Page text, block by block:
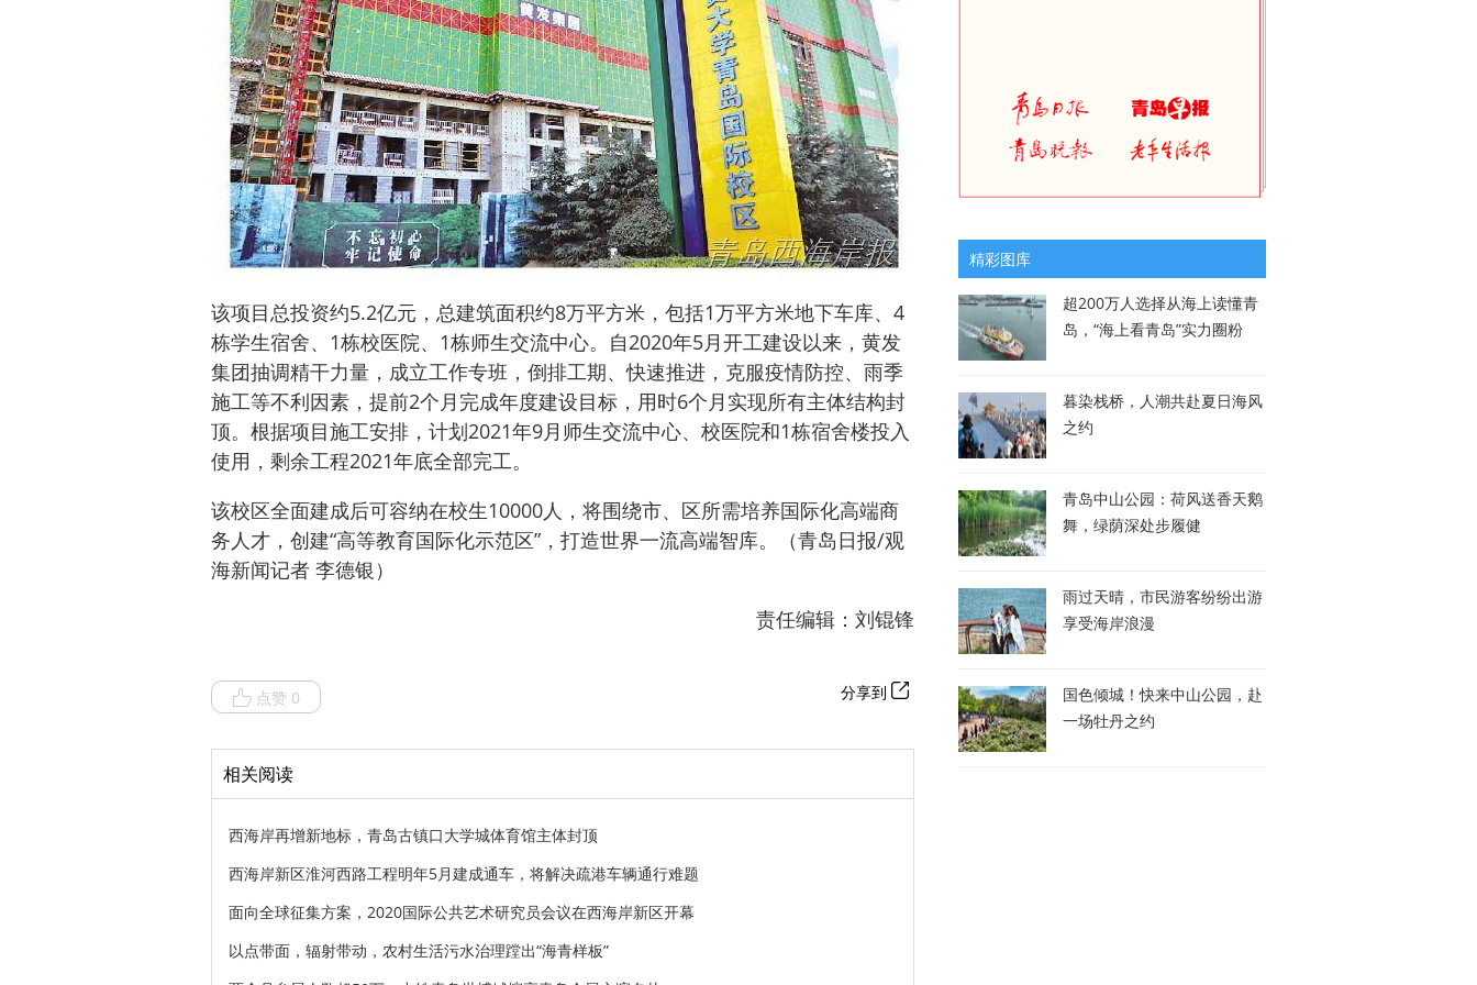
该项目总投资约5.2亿元，总建筑面积约8万平方米，包括1万平方米地下车库、4
栋学生宿舍、1栋校医院、1栋师生交流中心。自2020年5月开工建设以来，黄发
集团抽调精干力量，成立工作专班，倒排工期、快速推进，克服疫情防控、雨季
施工等不利因素，提前2个月完成年度建设目标，用时6个月实现所有主体结构封
顶。根据项目施工安排，计划2021年9月师生交流中心、校医院和1栋宿舍楼投入
使用，剩余工程2021年底全部完工。
该校区全面建成后可容纳在校生10000人，将围绕市、区所需培养国际化高端商
务人才，创建“高等教育国际化示范区”，打造世界一流高端智库。（青岛日报/观
海新闻记者 李德银）
责任编辑：刘锟锋
点赞 0 分享到
相关阅读
西海岸再增新地标，青岛古镇口大学城体育馆主体封顶
西海岸新区淮河西路工程明年5月建成通车，将解决疏港车辆通行难题
面向全球征集方案，2020国际公共艺术研究员会议在西海岸新区开幕
以点带面，辐射带动，农村生活污水治理蹚出“海青样板”
精彩图库
超200万人选择从海上读懂青
岛，“海上看青岛”实力圈粉
暮染栈桥，人潮共赴夏日海风
之约
青岛中山公园：荷风送香天鹅
舞，绿荫深处步履健
雨过天晴，市民游客纷纷出游
享受海岸浪漫
国色倾城！快来中山公园，赴
一场牡丹之约